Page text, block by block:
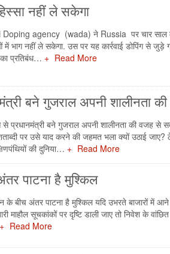
नहीं ले सकेगा
agency (wada) ने Russia पर चार साल
में भाग नहीं ले सकेगा. उस पर यह कार्रवाई डोपिंग
प्रतिबंध…
Read More
बने गुजराल अपनी
प्रधानमंत्री बने गुजराल अपनी शालीनता की वजह
पर उसे याद करने की जहमत भला क्यों उठाई जाए?
की दुनिया…
Read More
पाटना है मुश्किल
के बीच अंतर पाटना है मुश्किल यदि उभरते बाजारों में
माहौल सूचकांकों पर दृष्टि डाली जाए तो निवेश के
Read More